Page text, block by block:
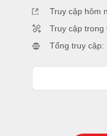
Truy cập hôm
Truy cập trong
Tổng truy cập: